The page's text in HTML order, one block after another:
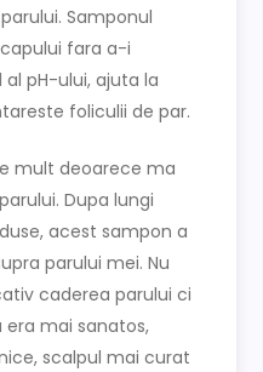
Samponul
fara a-i
pH-ului, ajuta la
foliculii de par.
mult deoarece ma
Dupa lungi
acest sampon a
parului mei. Nu
caderea parului ci
mai sanatos,
scalpul mai curat